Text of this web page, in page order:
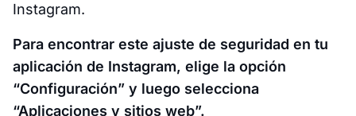
Instagram.
Para encontrar este ajuste de seguridad en tu
aplicación de Instagram, elige la opción
“Configuración” y luego selecciona
“Aplicaciones y sitios web”.